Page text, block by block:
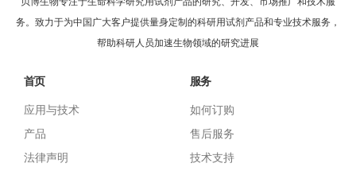
务。致力于为中国广大客户提供量身定制的科研用试剂产品和专业技术服务，
帮助科研人员加速生物领域的研究进展
首页
应用与技术
产品
法律声明
服务
如何订购
售后服务
技术支持